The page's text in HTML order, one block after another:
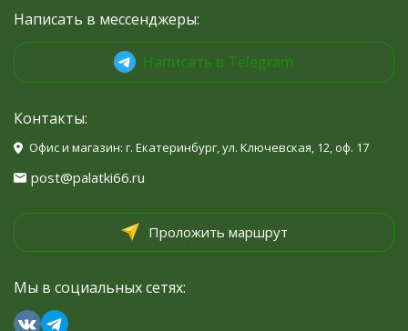
Написать в мессенджеры:
Написать в Telegram
Контакты:
Офис и магазин: г. Екатеринбург, ул. Ключевская, 12, оф. 17
post@palatki66.ru
Проложить маршрут
Мы в социальных сетях: